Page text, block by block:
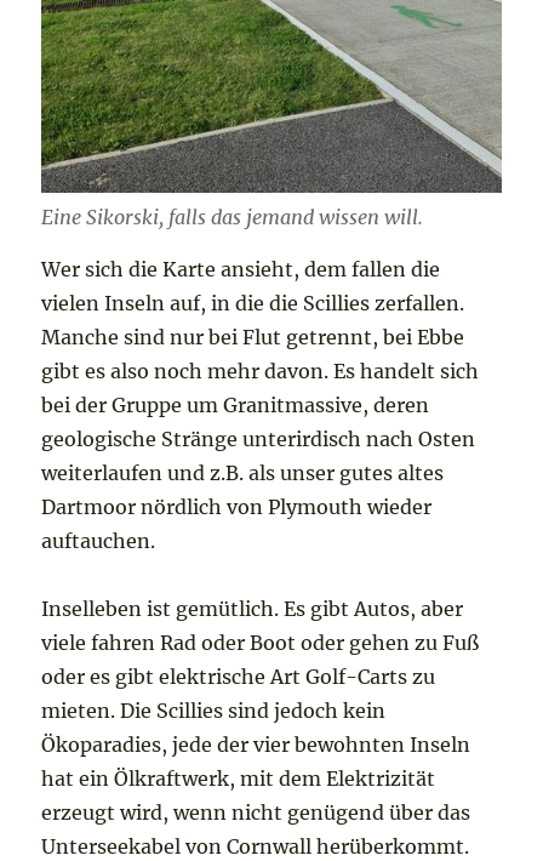
Eine Sikorski, falls das jemand wissen will.
Wer sich die Karte ansieht, dem fallen die
vielen Inseln auf, in die die Scillies zerfallen.
Manche sind nur bei Flut getrennt, bei Ebbe
gibt es also noch mehr davon. Es handelt sich
bei der Gruppe um Granitmassive, deren
geologische Stränge unterirdisch nach Osten
weiterlaufen und z.B. als unser gutes altes
Dartmoor nördlich von Plymouth wieder
auftauchen.
Inselleben ist gemütlich. Es gibt Autos, aber
viele fahren Rad oder Boot oder gehen zu Fuß
oder es gibt elektrische Art Golf-Carts zu
mieten. Die Scillies sind jedoch kein
Ökoparadies, jede der vier bewohnten Inseln
hat ein Ölkraftwerk, mit dem Elektrizität
erzeugt wird, wenn nicht genügend über das
Unterseekabel von Cornwall herüberkommt.